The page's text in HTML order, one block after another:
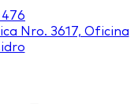
476
Nro. 3617, Oficina